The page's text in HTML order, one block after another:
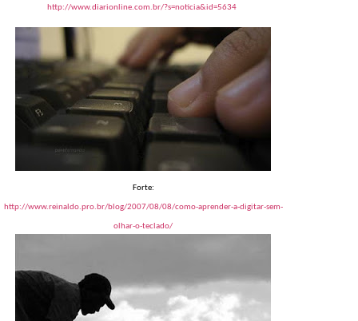
http://www.diarionline.com.br/?s=noticia&id=5634
Forte:
http://www.reinaldo.pro.br/blog/2007/08/08/como-aprender-a-digitar-sem-
olhar-o-teclado/